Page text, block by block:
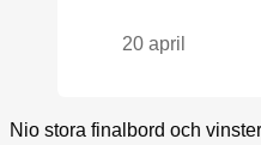
20 april
Nio stora finalbord och